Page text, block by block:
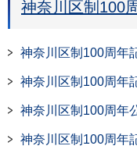
神奈川区制100
神奈川区制100周年
神奈川区制100周年
神奈川区制100周年
神奈川区制100周年